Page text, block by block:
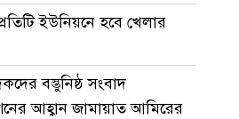
ইউনিয়নে হবে খেলার
বস্তুনিষ্ঠ সংবাদ
আহ্বান জামায়াত আমিরের